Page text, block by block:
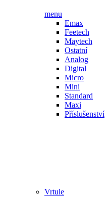
menu
Emax
Feetech
Maytech
Ostatní
Analog
Digital
Micro
Mini
Standard
Maxi
Příslušenství
Vrtule